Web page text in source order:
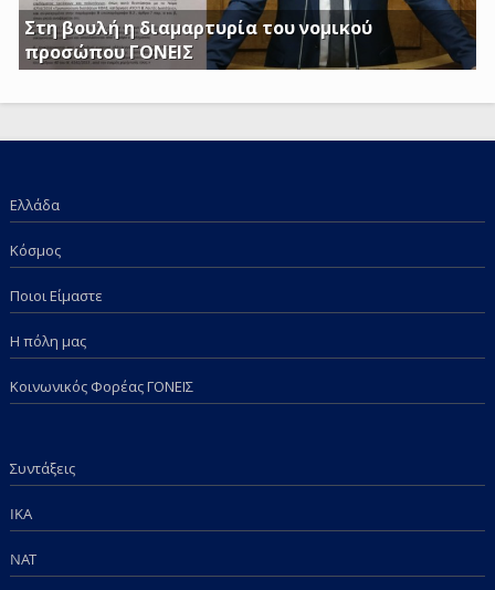
Στη βουλή η διαμαρτυρία του νομικού
προσώπου ΓΟΝΕΙΣ
Γ. Κατσιαντώνης: Φορολογείτε με Κοινή Υπουργική
Απόφαση και τα επιδόματα των παιδιών μας; Πόση
Ελλάδα
Κόσμος
Ποιοι Είμαστε
Η πόλη μας
Κοινωνικός Φορέας ΓΟΝΕΙΣ
Συντάξεις
IKA
NAT